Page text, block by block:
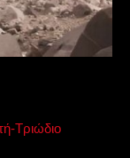
Τριώδιο